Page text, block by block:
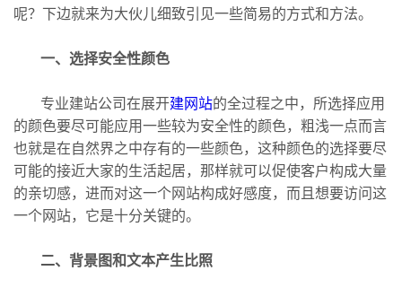
呢？下边就来为大伙儿细致引见一些简易的方式和方法。
一、选择安全性颜色
专业建站公司在展开建网站的全过程之中，所选择应用
的颜色要尽可能应用一些较为安全性的颜色，粗浅一点而言
也就是在自然界之中存有的一些颜色，这种颜色的选择要尽
可能的接近大家的生活起居，那样就可以促使客户构成大量
的亲切感，进而对这一个网站构成好感度，而且想要访问这
一个网站，它是十分关键的。
二、背景图和文本产生比照